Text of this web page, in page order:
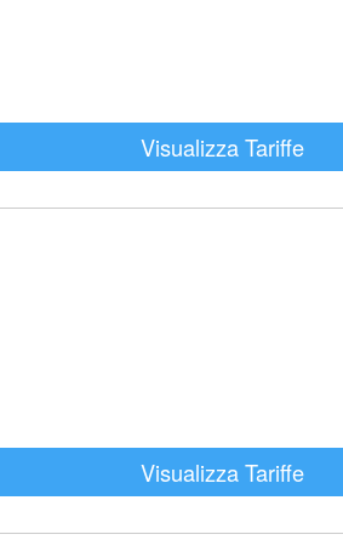
Visualizza Tariffe
Visualizza Tariffe